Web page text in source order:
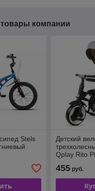
компании
Stels
Детский
Qplay Rito
455руб.